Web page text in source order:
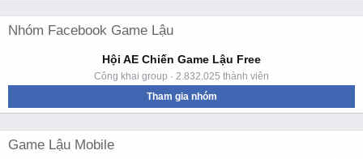
Nhóm Facebook Game Lậu
Hội AE Chiến Game Lậu Free
Công khai group · 2.832.025 thành viên
Tham gia nhóm
Game Lậu Mobile